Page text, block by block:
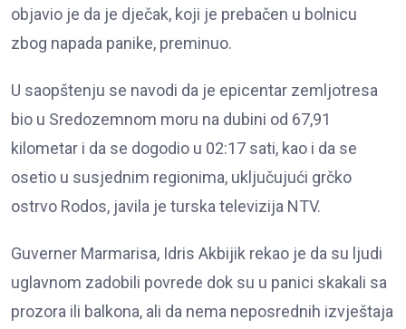
objavio je da je dječak, koji je prebačen u bolnicu
zbog napada panike, preminuo.
U saopštenju se navodi da je epicentar zemljotresa
bio u Sredozemnom moru na dubini od 67,91
kilometar i da se dogodio u 02:17 sati, kao i da se
osetio u susjednim regionima, uključujući grčko
ostrvo Rodos, javila je turska televizija NTV.
Guverner Marmarisa, Idris Akbijik rekao je da su ljudi
uglavnom zadobili povrede dok su u panici skakali sa
prozora ili balkona, ali da nema neposrednih izvještaja